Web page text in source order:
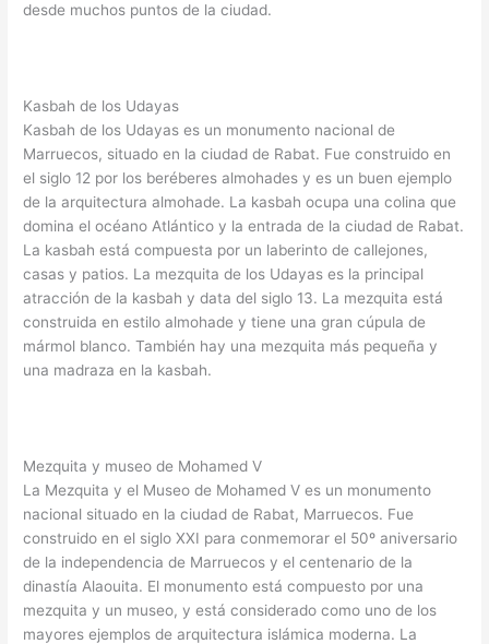
desde muchos puntos de la ciudad.
Kasbah de los Udayas
Kasbah de los Udayas es un monumento nacional de
Marruecos, situado en la ciudad de Rabat. Fue construido en
el siglo 12 por los beréberes almohades y es un buen ejemplo
de la arquitectura almohade. La kasbah ocupa una colina que
domina el océano Atlántico y la entrada de la ciudad de Rabat.
La kasbah está compuesta por un laberinto de callejones,
casas y patios. La mezquita de los Udayas es la principal
atracción de la kasbah y data del siglo 13. La mezquita está
construida en estilo almohade y tiene una gran cúpula de
mármol blanco. También hay una mezquita más pequeña y
una madraza en la kasbah.
Mezquita y museo de Mohamed V
La Mezquita y el Museo de Mohamed V es un monumento
nacional situado en la ciudad de Rabat, Marruecos. Fue
construido en el siglo XXI para conmemorar el 50º aniversario
de la independencia de Marruecos y el centenario de la
dinastía Alaouita. El monumento está compuesto por una
mezquita y un museo, y está considerado como uno de los
mayores ejemplos de arquitectura islámica moderna. La